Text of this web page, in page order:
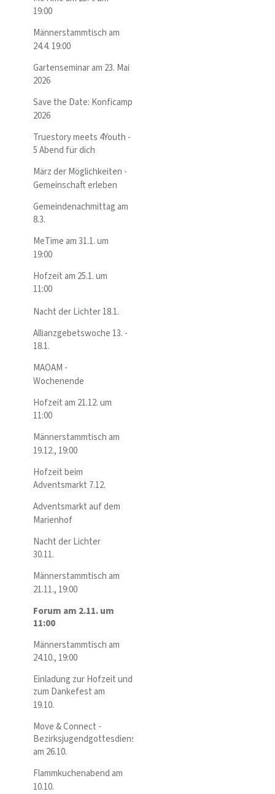
19:00
Männerstammtisch am
24.4. 19:00
Gartenseminar am 23. Mai
2026
Save the Date: Konficamp
2026
Truestory meets 4Youth -
5 Abend für dich
März der Möglichkeiten -
Gemeinschaft erleben
Gemeindenachmittag am
8.3.
MeTime am 31.1. um
19:00
Hofzeit am 25.1. um
11:00
Nacht der Lichter 18.1.
Allianzgebetswoche 13. -
18.1.
MAOAM -
Wochenende
Hofzeit am 21.12. um
11:00
Männerstammtisch am
19.12., 19:00
Hofzeit beim
Adventsmarkt 7.12.
Adventsmarkt auf dem
Marienhof
Nacht der Lichter
30.11.
Männerstammtisch am
21.11., 19:00
Forum am 2.11. um
11:00
Männerstammtisch am
24.10., 19:00
Einladung zur Hofzeit und
zum Dankefest am
19.10.
Move & Connect -
Bezirksjugendgottesdienst
am 26.10.
Flammkuchenabend am
10.10.